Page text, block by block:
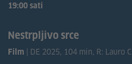
19:00 sati
Nestrpljivo srce
Film | DE 2025, 104 min, R: Lauro